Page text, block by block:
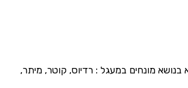
במעגל : רדיוס, קוטר, מיתר,